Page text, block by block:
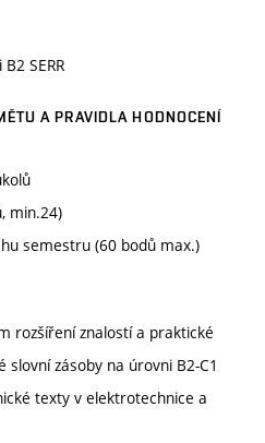
SERR
A PRAVIDLA HODNOCENÍ
min.24)
semestru (60 bodů max.)
rozšíření znalostí a praktické
zásoby na úrovni B2-C1
texty v elektrotechnice a